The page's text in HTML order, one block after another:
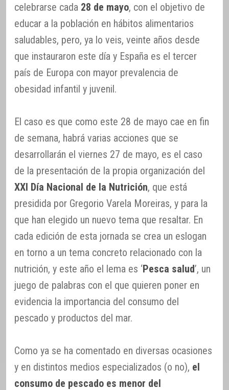
celebrarse cada 28 de mayo, con el objetivo de
educar a la población en hábitos alimentarios
saludables, pero, ya lo veis, veinte años desde
que instauraron este día y España es el tercer
país de Europa con mayor prevalencia de
obesidad infantil y juvenil.
El caso es que como este 28 de mayo cae en fin
de semana, habrá varias acciones que se
desarrollarán el viernes 27 de mayo, es el caso
de la presentación de la propia organización del
XXI Día Nacional de la Nutrición, que está
presidida por Gregorio Varela Moreiras, y para la
que han elegido un nuevo tema que resaltar. En
cada edición de esta jornada se crea un eslogan
en torno a un tema concreto relacionado con la
nutrición, y este año el lema es ‘Pesca salud’, un
juego de palabras con el que quieren poner en
evidencia la importancia del consumo del
pescado y productos del mar.
Como ya se ha comentado en diversas ocasiones
y en distintos medios especializados (o no), el
consumo de pescado es menor del